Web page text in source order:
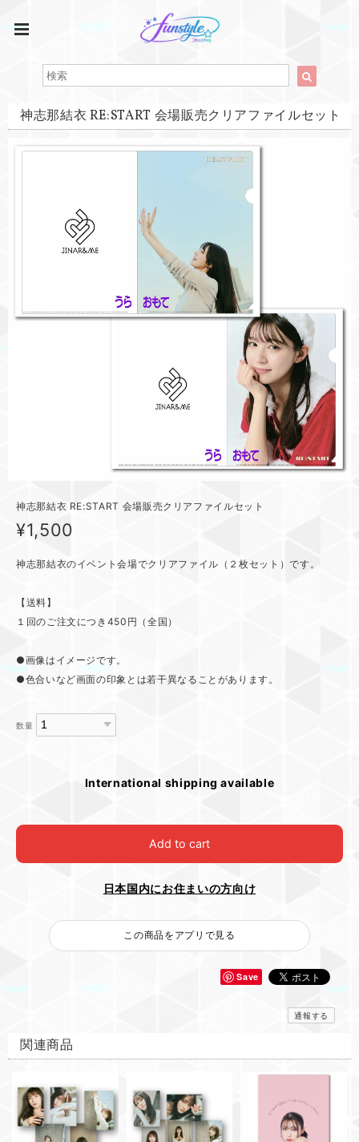
神志那結衣 RE:START 会場販売クリアファイルセット
神志那結衣 RE:START 会場販売クリアファイルセット
¥1,500
神志那結衣のイベント会場でクリアファイル（２枚セット）です。
【送料】
１回のご注文につき450円（全国）
●画像はイメージです。
●色合いなど画面の印象とは若干異なることがあります。
数量
International shipping available
Add to cart
日本国内にお住まいの方向け
この商品をアプリで見る
Save
通報する
関連商品